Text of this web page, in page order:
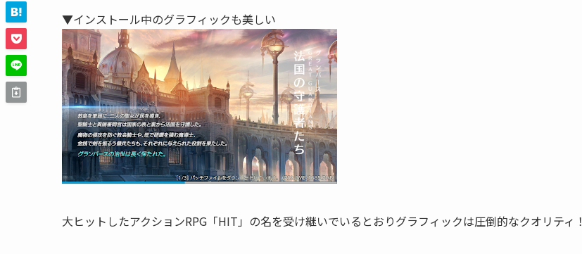
▼インストール中のグラフィックも美しい
大ヒットしたアクションRPG「HIT」の名を受け継いでいるとおりグラフィックは圧倒的なクオリティ！